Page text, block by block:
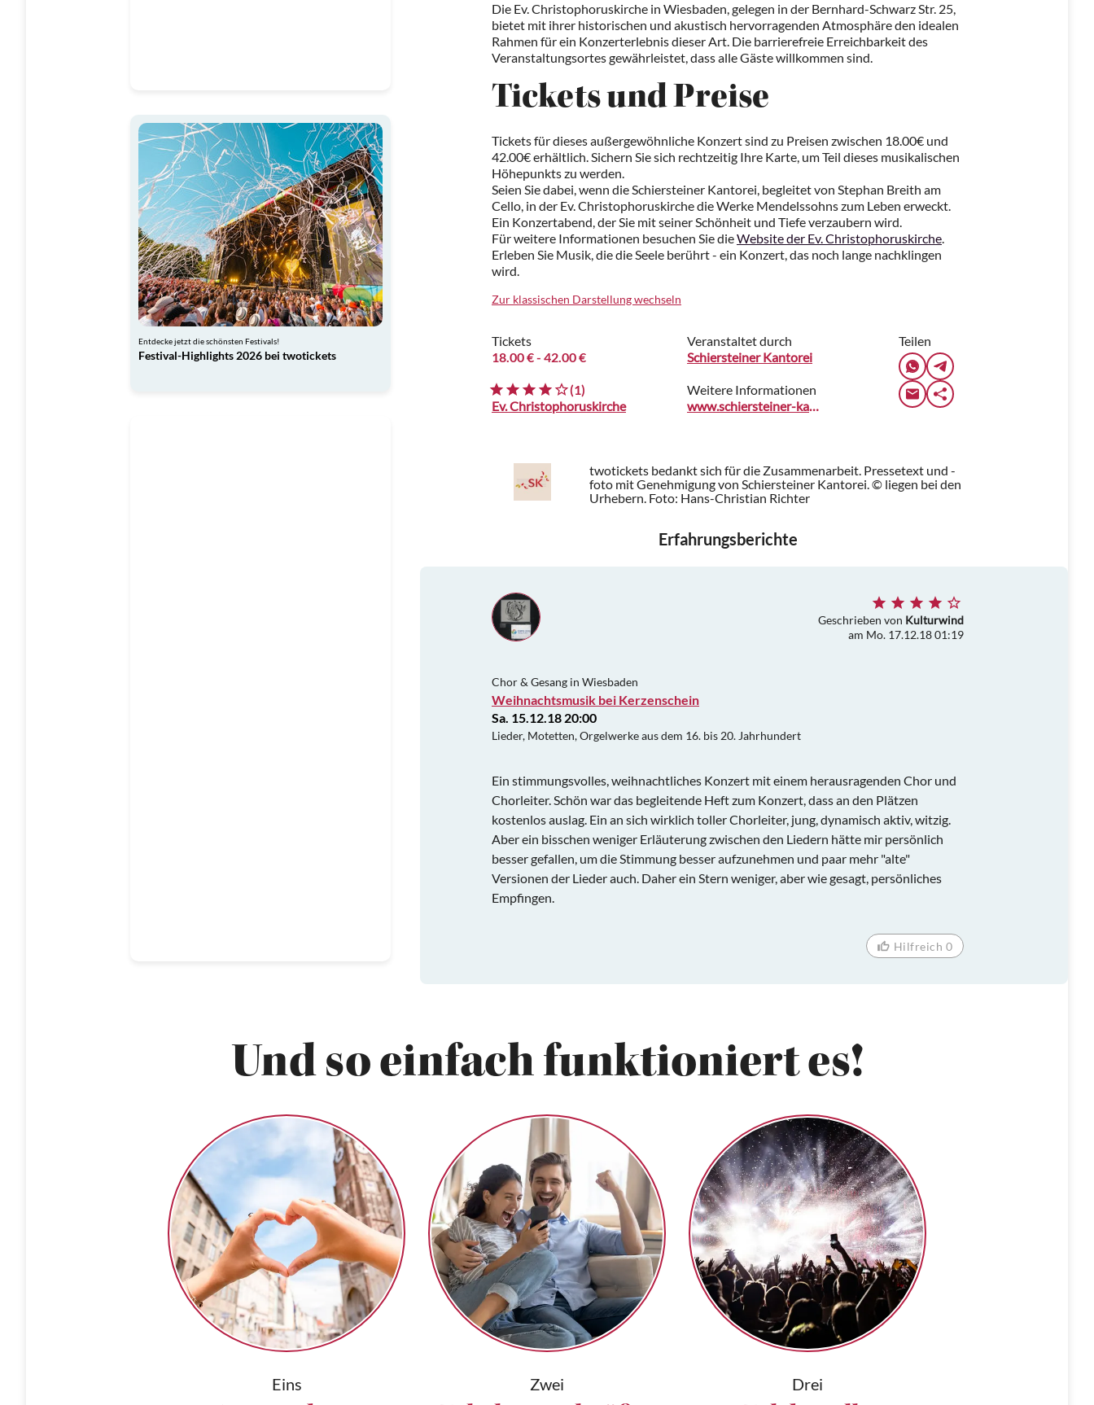
Entdecke jetzt die schönsten Festivals!
Festival-Highlights 2026 bei twotickets
Die Ev. Christophoruskirche in Wiesbaden, gelegen in der Bernhard-Schwarz Str. 25,
bietet mit ihrer historischen und akustisch hervorragenden Atmosphäre den idealen
Rahmen für ein Konzerterlebnis dieser Art. Die barrierefreie Erreichbarkeit des
Veranstaltungsortes gewährleistet, dass alle Gäste willkommen sind.
Tickets und Preise
Tickets für dieses außergewöhnliche Konzert sind zu Preisen zwischen 18.00€ und
42.00€ erhältlich. Sichern Sie sich rechtzeitig Ihre Karte, um Teil dieses musikalischen
Höhepunkts zu werden.
Seien Sie dabei, wenn die Schiersteiner Kantorei, begleitet von Stephan Breith am
Cello, in der Ev. Christophoruskirche die Werke Mendelssohns zum Leben erweckt.
Ein Konzertabend, der Sie mit seiner Schönheit und Tiefe verzaubern wird.
Für weitere Informationen besuchen Sie dieWebsite der Ev. Christophoruskirche.
Erleben Sie Musik, die die Seele berührt - ein Konzert, das noch lange nachklingen
wird.
Zur klassischen Darstellung wechseln
Tickets
18.00 €- 42.00 €
(1)
Ev. Christophoruskirche
Veranstaltet durch
Schiersteiner Kantorei
Weitere Informationen
www.schiersteiner-kantorei.de
Teilen
twotickets bedankt sich für die Zusammenarbeit. Pressetext und -
foto mit Genehmigung von Schiersteiner Kantorei. © liegen bei den
Urhebern. Foto: Hans-Christian Richter
Erfahrungsberichte
Geschrieben von Kulturwind
am Mo. 17.12.18 01:19
Chor & Gesang in Wiesbaden
Weihnachtsmusik bei Kerzenschein
Sa. 15.12.18 20:00
Lieder, Motetten, Orgelwerke aus dem 16. bis 20. Jahrhundert
Ein stimmungsvolles, weihnachtliches Konzert mit einem herausragenden Chor und
Chorleiter. Schön war das begleitende Heft zum Konzert, dass an den Plätzen
kostenlos auslag. Ein an sich wirklich toller Chorleiter, jung, dynamisch aktiv, witzig.
Aber ein bisschen weniger Erläuterung zwischen den Liedern hätte mir persönlich
besser gefallen, um die Stimmung besser aufzunehmen und paar mehr "alte"
Versionen der Lieder auch. Daher ein Stern weniger, aber wie gesagt, persönliches
Empfingen.
Hilfreich 0
Und so einfach funktioniert es!
Eins Zwei Drei